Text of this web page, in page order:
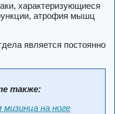
характеризующиеся
атрофия мышц
является постоянно
также:
мизинца на ноге